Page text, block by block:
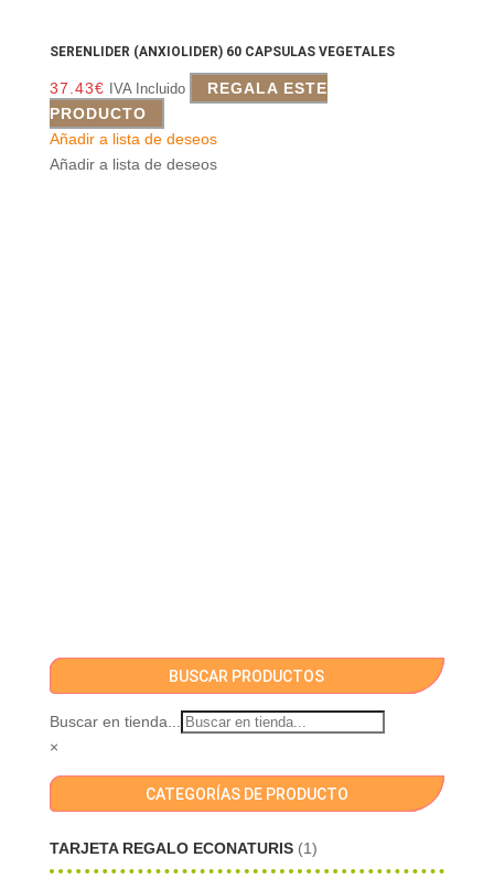
SERENLIDER (ANXIOLIDER) 60 CAPSULAS VEGETALES
37.43€ IVA Incluido
REGALA ESTE
PRODUCTO
Añadir a lista de deseos
Añadir a lista de deseos
BUSCAR PRODUCTOS
Buscar en tienda...
×
CATEGORÍAS DE PRODUCTO
TARJETA REGALO ECONATURIS (1)